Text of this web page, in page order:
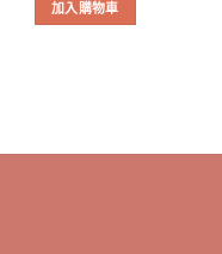
加入購物車